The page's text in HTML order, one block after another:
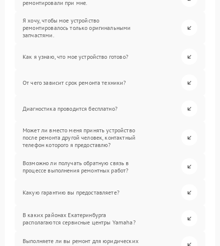
ремонтировали при мне.
Я хочу, чтобы мое устройство
ремонтировалось только оригинальными
запчастями.
Как я узнаю, что мое устройство готово?
От чего зависит срок ремонта техники?
Диагностика проводится бесплатно?
Может ли вместо меня принять устройство
после ремонта другой человек, контактный
телефон которого я предоставлю?
Возможно ли получать обратную связь в
процессе выполнения ремонтных работ?
Какую гарантию вы предоставляете?
В каких районах Екатеринбурга
располагаются сервисные центры Yamaha?
Выполняете ли вы ремонт для юридических